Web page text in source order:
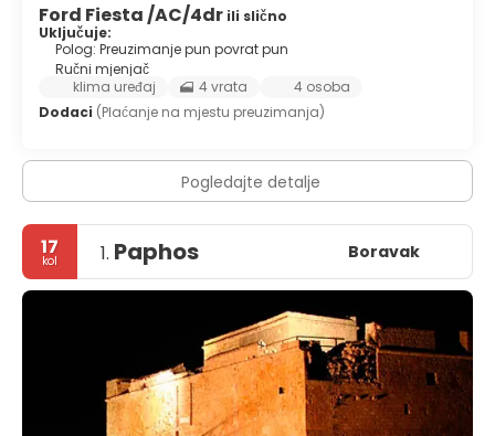
Ford Fiesta /AC/4dr ili slično
Uključuje:
Polog: Preuzimanje pun povrat pun
Ručni mjenjač
klima uređaj
4 vrata
4 osoba
Dodaci (Plaćanje na mjestu preuzimanja)
Pogledajte detalje
17
kol 1. Paphos Boravak